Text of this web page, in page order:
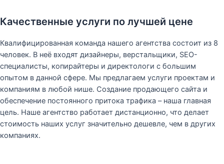
Качественные услуги по лучшей цене
Квалифицированная команда нашего агентства состоит из 8
человек. В неё входят дизайнеры, верстальщики, SEO-
специалисты, копирайтеры и директологи с большим
опытом в данной сфере. Мы предлагаем услуги проектам и
компаниям в любой нише. Создание продающего сайта и
обеспечение постоянного притока трафика – наша главная
цель. Наше агентство работает дистанционно, что делает
стоимость наших услуг значительно дешевле, чем в других
компаниях.